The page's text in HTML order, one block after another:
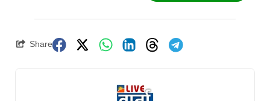
Share